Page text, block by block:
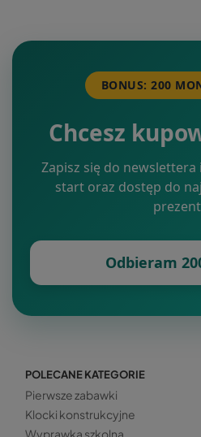
BONUS: 200
Chcesz
Zapisz się do
start oraz dostęp do
Odbieram
POLECANE KATEGORIE
Pierwsze zabawki
Klocki konstrukcyjne
Wyprawka szkolna